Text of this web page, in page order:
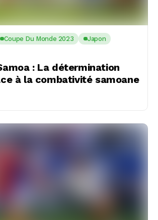
Coupe Du Monde 2023
Japon
: La détermination
à la combativité samoane